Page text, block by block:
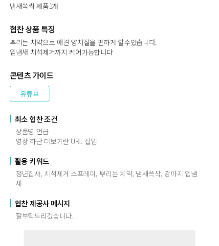
냄새쓱싹 제품1개
협찬 상품 특징
뿌리는 치약으로 애견 양치질을 편하게 할수있습니다.
입냄새 치석제거까지 케어가능합니다
콘텐츠 가이드
유튜브
최소 협찬 조건
상품명 언급
영상 하단 더보기란 URL 삽입
활용 키워드
청년집사, 치석제거 스프레이, 뿌리는 치약, 냄새쓱삭, 강아지 입냄
새
협찬 제공사 메시지
잘부탁드리겠습니다.